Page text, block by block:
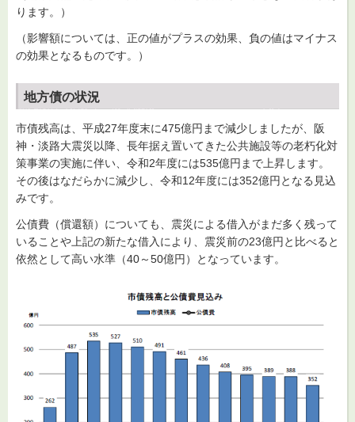
ります。）
（影響額については、正の値がプラスの効果、負の値はマイナス
の効果となるものです。）
地方債の状況
市債残高は、平成27年度末に475億円まで減少しましたが、阪
神・淡路大震災以降、長年据え置いてきた公共施設等の老朽化対
策事業の実施に伴い、令和2年度には535億円まで上昇します。
その後はなだらかに減少し、令和12年度には352億円となる見込
みです。
公債費（償還額）についても、震災による借入がまだ多く残って
いることや上記の新たな借入により、震災前の23億円と比べると
依然として高い水準（40～50億円）となっています。